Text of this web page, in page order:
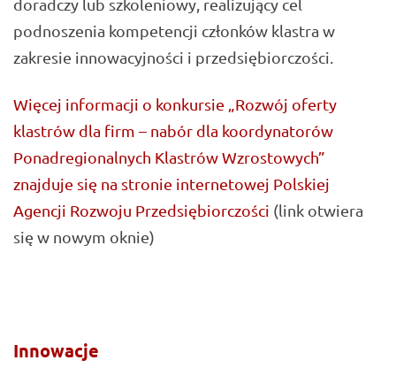
doradczy lub szkoleniowy, realizujący cel
podnoszenia kompetencji członków klastra w
zakresie innowacyjności i przedsiębiorczości.
Więcej informacji o konkursie „Rozwój oferty
klastrów dla firm – nabór dla koordynatorów
Ponadregionalnych Klastrów Wzrostowych”
znajduje się na stronie internetowej Polskiej
Agencji Rozwoju Przedsiębiorczości (link otwiera
się w nowym oknie)
Innowacje